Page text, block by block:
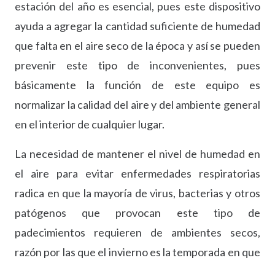
estación del año es esencial, pues este dispositivo
ayuda a agregar la cantidad suficiente de humedad
que falta en el aire seco de la época y así se pueden
prevenir este tipo de inconvenientes, pues
básicamente la función de este equipo es
normalizar la calidad del aire y del ambiente general
en el interior de cualquier lugar.
La necesidad de mantener el nivel de humedad en
el aire para evitar enfermedades respiratorias
radica en que la mayoría de virus, bacterias y otros
patógenos que provocan este tipo de
padecimientos requieren de ambientes secos,
razón por las que el invierno es la temporada en que